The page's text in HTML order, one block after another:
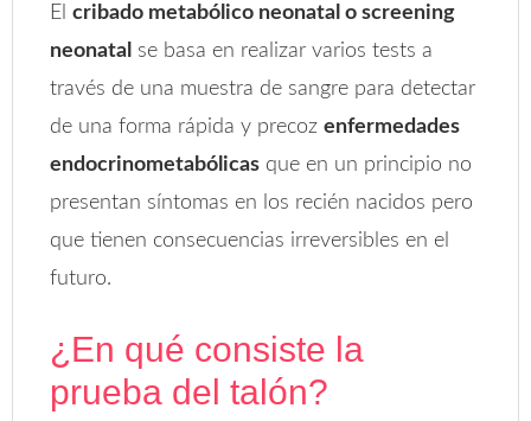
Elcribado metabólico neonatal o screening
neonatal se basa en realizar varios tests a
través de una muestra de sangre para detectar
de una forma rápida y precozenfermedades
endocrinometabólicas que en un principio no
presentan síntomas en los recién nacidos pero
que tienen consecuencias irreversibles en el
futuro.
¿En qué consiste la
prueba del talón?